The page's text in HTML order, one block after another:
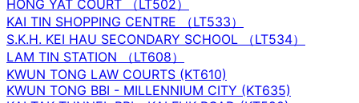
HONG YAT COURT （LT502）
KAI TIN SHOPPING CENTRE （LT533）
S.K.H. KEI HAU SECONDARY SCHOOL （LT534）
LAM TIN STATION （LT608）
KWUN TONG LAW COURTS (KT610)
KWUN TONG BBI - MILLENNIUM CITY (KT635)